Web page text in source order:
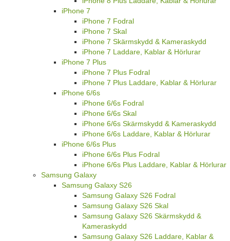
iPhone 7
iPhone 7 Fodral
iPhone 7 Skal
iPhone 7 Skärmskydd & Kameraskydd
iPhone 7 Laddare, Kablar & Hörlurar
iPhone 7 Plus
iPhone 7 Plus Fodral
iPhone 7 Plus Laddare, Kablar & Hörlurar
iPhone 6/6s
iPhone 6/6s Fodral
iPhone 6/6s Skal
iPhone 6/6s Skärmskydd & Kameraskydd
iPhone 6/6s Laddare, Kablar & Hörlurar
iPhone 6/6s Plus
iPhone 6/6s Plus Fodral
iPhone 6/6s Plus Laddare, Kablar & Hörlurar
Samsung Galaxy
Samsung Galaxy S26
Samsung Galaxy S26 Fodral
Samsung Galaxy S26 Skal
Samsung Galaxy S26 Skärmskydd &
Kameraskydd
Samsung Galaxy S26 Laddare, Kablar &